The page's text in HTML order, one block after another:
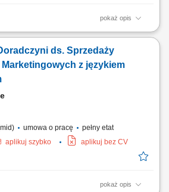
pokaż opis
i rozwijanie relacji z klientami z sektora
oraz ocena upraw i hodowli.
odpowiednich rozwiązań. Realizacja
ds. Sprzedaży
Marketingowych z językiem
umowa o pracę
pełny etat
aplikuj szybko aplikuj bez CV
pokaż opis